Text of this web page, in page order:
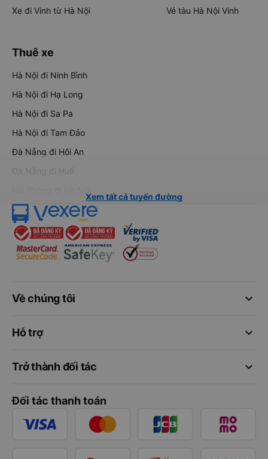
Xe đi Vinh từ Hà Nội
Vé tàu Hà Nội Vinh
Thuê xe
Hà Nội đi Ninh Bình
Hà Nội đi Hạ Long
Hà Nội đi Sa Pa
Hà Nội đi Tam Đảo
Đà Nẵng đi Hội An
Đà Nẵng đi Huế
Xem tất cả tuyến đường
keyboard_arrow_down
Về chúng tôi
keyboard_arrow_down
Hỗ trợ
keyboard_arrow_down
Trở thành đối tác
Đối tác thanh toán